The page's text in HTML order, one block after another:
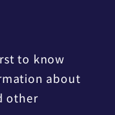
to know
about
other